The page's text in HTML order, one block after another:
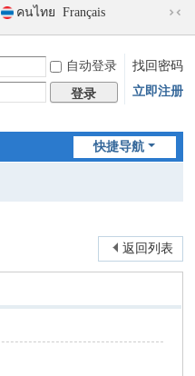
คนไทย Français
到
版
自动登录
找回密码
登录 立即注册
快捷导航
返回列表